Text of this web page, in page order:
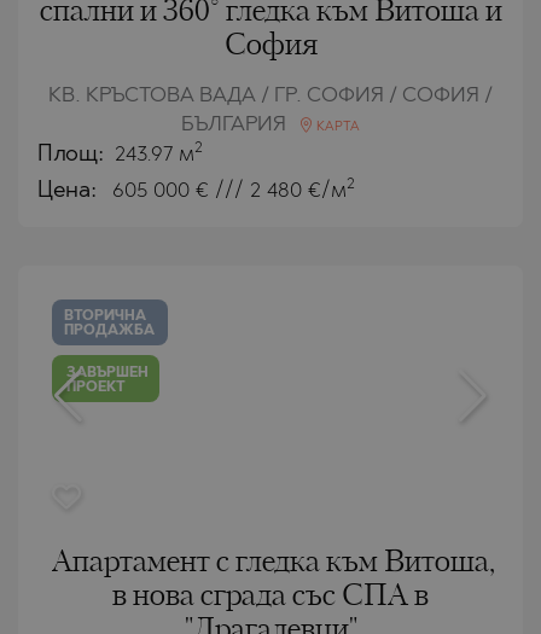
спални и 360° гледка към Витоша и
София
КВ. КРЪСТОВА ВАДА / ГР. СОФИЯ / СОФИЯ /
БЪЛГАРИЯ
КАРТА
Площ: 243.97 м2
Цена: 605 000 € /// 2 480 €/м2
ВТОРИЧНА
ПРОДАЖБА
ЗАВЪРШЕН
ПРОЕКТ
Апартамент с гледка към Витоша,
в нова сграда със СПА в